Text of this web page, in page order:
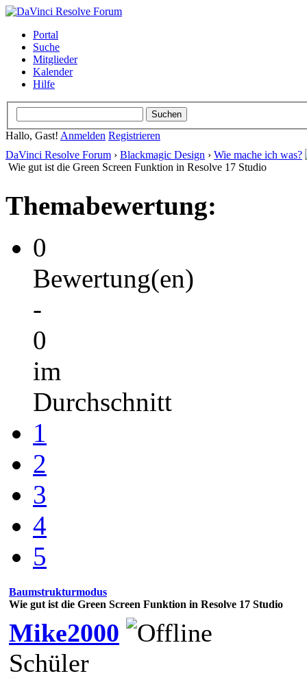
Portal
Suche
Mitglieder
Kalender
Hilfe
Hallo, Gast! Anmelden Registrieren
DaVinci Resolve Forum › Blackmagic Design › Wie mache ich was?
Wie gut ist die Green Screen Funktion in Resolve 17 Studio
Themabewertung:
0
Bewertung(en)
-
0
im
Durchschnitt
1
2
3
4
5
Baumstrukturmodus
Wie gut ist die Green Screen Funktion in Resolve 17 Studio
Mike2000
Schüler